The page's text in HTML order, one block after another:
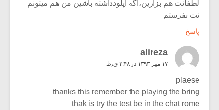
لطفآنت هم بزارین،اگه آپلودداشته باشین من هم میتونم
نت بفرستم
پاسخ
alireza
۱۷ مهر ۱۳۹۳ در ۲:۴۸ ق٫ظ
plaese
thanks this remember the playing the bring
thak is try the test be in the chat rome